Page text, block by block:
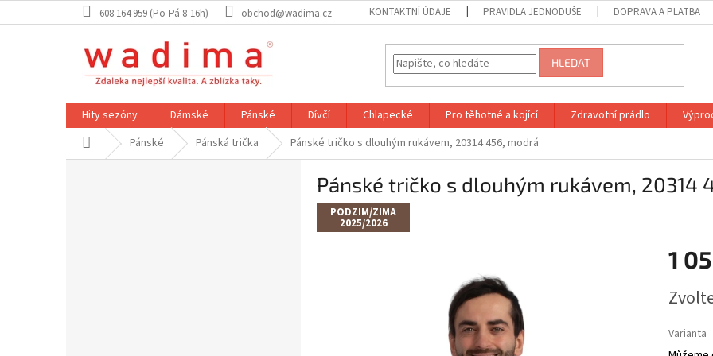
na
608 164 959 (Po-Pá 8-16h) obchod@wadima.cz KONTAKTNÍ ÚDAJE PRAVIDLA JEDNODUŠE DOPRAVA A PLATBA
HLEDAT
Hity sezóny Dámské Pánské Dívčí Chlapecké Pro těhotné a kojící Zdravotní prádlo
Domů Pánské Pánská trička Pánské tričko s dlouhým rukávem, 20314 456, modrá
Pánské tričko s dlouhým rukávem, 20314
PODZIM/ZIMA
2025/2026
1
cena:
Varianta